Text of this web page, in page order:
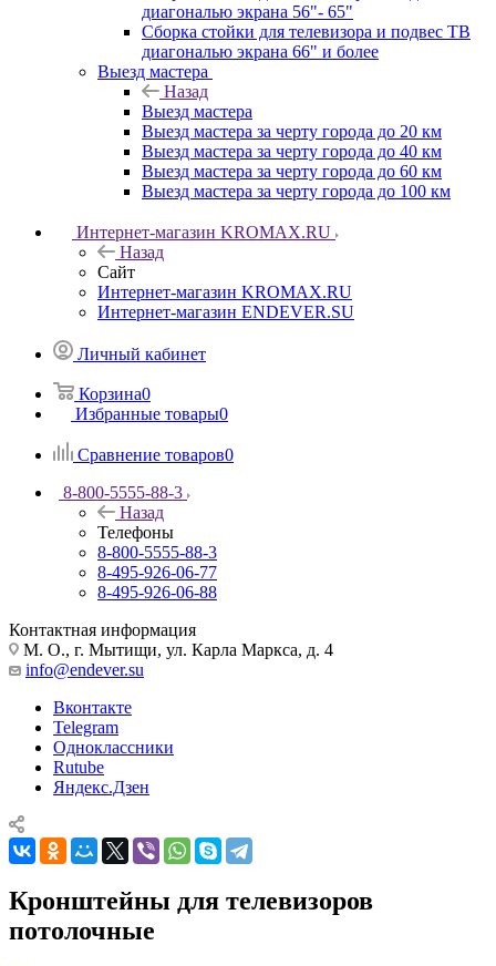
диагональю экрана 56"- 65"
Сборка стойки для телевизора и подвес ТВ
диагональю экрана 66" и более
Выезд мастера
Назад
Выезд мастера
Выезд мастера за черту города до 20 км
Выезд мастера за черту города до 40 км
Выезд мастера за черту города до 60 км
Выезд мастера за черту города до 100 км
Интернет-магазин KROMAX.RU
Назад
Сайт
Интернет-магазин KROMAX.RU
Интернет-магазин ENDEVER.SU
Личный кабинет
Корзина0
Избранные товары0
Сравнение товаров0
8-800-5555-88-3
Назад
Телефоны
8-800-5555-88-3
8-495-926-06-77
8-495-926-06-88
Контактная информация
М. О., г. Мытищи, ул. Карла Маркса, д. 4
info@endever.su
Вконтакте
Telegram
Одноклассники
Rutube
Яндекс.Дзен
Кронштейны для телевизоров
потолочные